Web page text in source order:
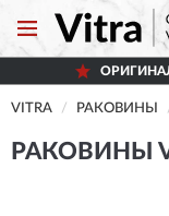
VITRA РАКОВИНЫ
РАКОВИНЫ